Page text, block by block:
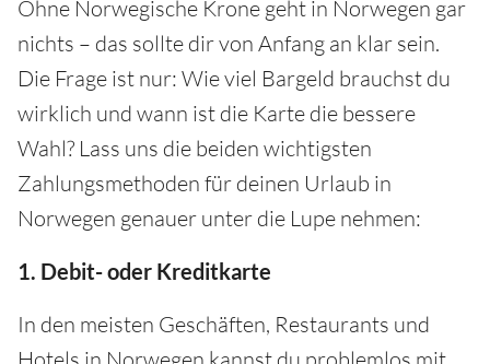
Ohne Norwegische Krone geht in Norwegen gar
nichts – das sollte dir von Anfang an klar sein.
Die Frage ist nur: Wie viel Bargeld brauchst du
wirklich und wann ist die Karte die bessere
Wahl? Lass uns die beiden wichtigsten
Zahlungsmethoden für deinen Urlaub in
Norwegen genauer unter die Lupe nehmen:
1. Debit- oder Kreditkarte
In den meisten Geschäften, Restaurants und